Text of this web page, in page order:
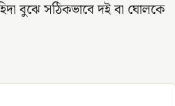
বুঝে সঠিকভাবে দই বা ঘোলকে